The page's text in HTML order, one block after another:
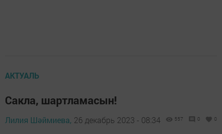
АКТУАЛЬ
Сакла, шартламасын!
Лилия Шәймиева, 26 декабрь 2023 - 08:34 557 0 0